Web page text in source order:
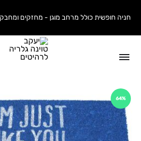
חניה חופשית כולל מרחב מוגן - מחזקים
64%